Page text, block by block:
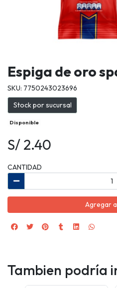
Espiga de oro
SKU: 7750243023696
Stock por sucursal
Disponible
S/ 2.40
CANTIDAD
Agregar
Tambien podría